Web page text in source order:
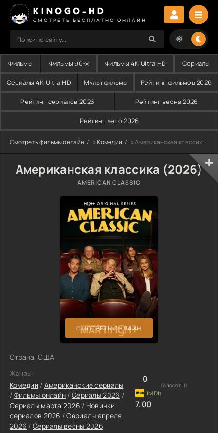
KINOGO-HD
СМОТРЕТЬ БЕСПЛАТНО ОНЛАЙН
Фильмы Фильмы 90-х Фильмы 4K Ultra HD Сериалы
Сериалы 4K Ultra HD Мультфильмы Рейтинг фильмов 2026
Рейтинг сериалов 2026 Рейтинг весна 2026
Рейтинг лето 2026
Смотреть фильмы онлайн »Комедии » Американская классика (2026)
Американская классика (2026)
AMERICAN CLASSIC
СМОТРЕТЬ ОНЛАЙН
Страна: США
Жанры:
Комедии / Американские сериалы
/ Фильмы онлайн /Сериалы 2026 /
Сериалы марта 2026 / Новинки
сериалов 2026 /Сериалы апреля
2026 / Сериалы весны 2026
0
Голосов: 0
7.00